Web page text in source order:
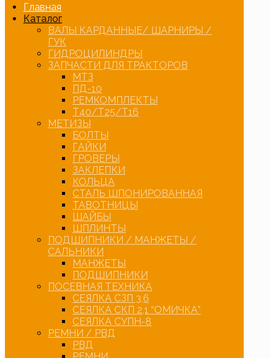
Главная
Каталог
ВАЛЫ КАРДАННЫЕ/ ШАРНИРЫ /
ГУК
ГИДРОЦИЛИНДРЫ
ЗАПЧАСТИ ДЛЯ ТРАКТОРОВ
МТЗ
ПД-10
РЕМКОМПЛЕКТЫ
Т40/Т25/Т16
МЕТИЗЫ
БОЛТЫ
ГАЙКИ
ГРОВЕРЫ
ЗАКЛЕПКИ
КОЛЬЦА
СТАЛЬ ШПОНИРОВАННАЯ
ТАВОТНИЦЫ
ШАЙБЫ
ШПЛИНТЫ
ПОДШИПНИКИ / МАНЖЕТЫ /
САЛЬНИКИ
МАНЖЕТЫ
ПОДШИПНИКИ
ПОСЕВНАЯ ТЕХНИКА
СЕЯЛКА СЗП 3,6
СЕЯЛКА СКП 2,1 “ОМИЧКА”
СЕЯЛКА СУПН-8
РЕМНИ / РВД
РВД